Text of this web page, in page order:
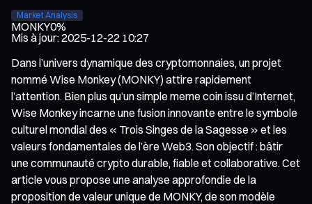
Market Analysis
MONKY0%
Mis à jour:2025-12-22 10:27
Dans l’univers dynamique des cryptomonnaies, un projet
nommé Wise Monkey (MONKY) attire rapidement
l’attention. Bien plus qu’un simple meme coin issu d’Internet,
Wise Monkey incarne une fusion innovante entre le symbole
culturel mondial des « Trois Singes de la Sagesse » et les
valeurs fondamentales de l’ère Web3. Son objectif : bâtir
une communauté crypto durable, fiable et collaborative. Cet
article vous propose une analyse approfondie de la
proposition de valeur unique de MONKY, de son modèle